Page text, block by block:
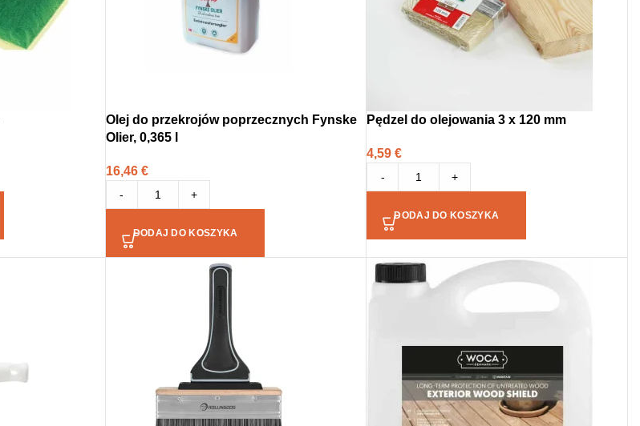
Olej do przekrojów poprzecznych Fynske
Olier, 0,365 l
16,46 €
- +
DODAJ DO KOSZYKA
Pędzel do olejowania 3 x 120 mm
4,59€
- +
DODAJ DO KOSZYKA